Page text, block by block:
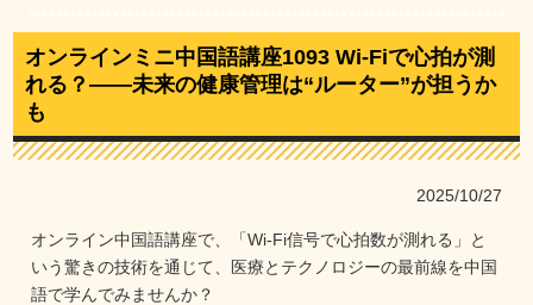
オンラインミニ中国語講座1093Wi-Fiで心拍が測
れる？——未来の健康管理は“ルーター”が担うか
も
2025/10/27
オンライン中国語講座で、「Wi-Fi信号で心拍数が測れる」と
いう驚きの技術を通じて、医療とテクノロジーの最前線を中国
語で学んでみませんか？